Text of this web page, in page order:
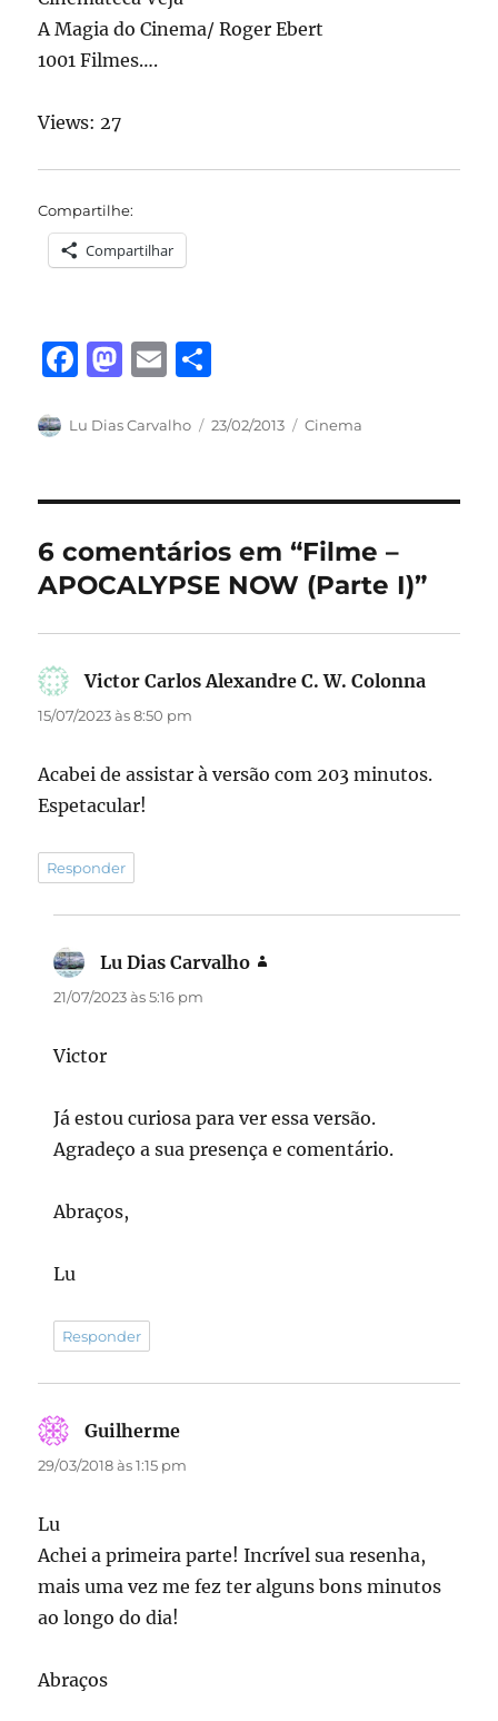
A Magia do Cinema/ Roger Ebert
1001 Filmes….
Views: 27
Compartilhe:
Compartilhar
F
c
b
o
o
k
M
st
d
o
n
E
ai a
Autor
Lu Dias Carvalho
Publicado
23/02/2013 Categorias
Cinema
6 comentários em “Filme –
APOCALYPSE NOW (Parte I)”
Victor Carlos Alexandre C. W. Colonna
15/07/2023 às 8:50 pm
Acabei de assistar à versão com 203 minutos.
Espetacular!
Responder
Lu Dias Carvalho
21/07/2023 às 5:16 pm
Victor
Já estou curiosa para ver essa versão.
Agradeço a sua presença e comentário.
Abraços,
Lu
Responder
Guilherme
29/03/2018 às 1:15 pm
Lu
Achei a primeira parte! Incrível sua resenha,
mais uma vez me fez ter alguns bons minutos
ao longo do dia!
Abraços